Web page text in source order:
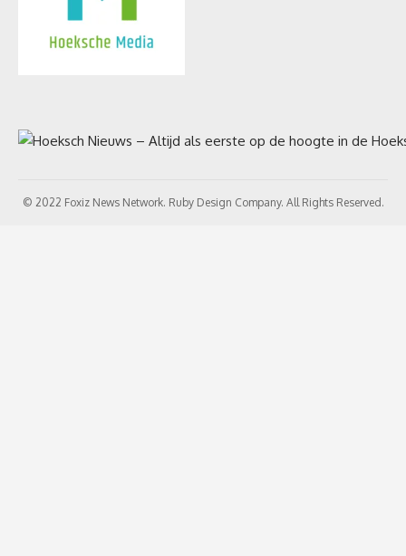
© 2022 Foxiz News Network. Ruby Design Company. All Rights Reserved.